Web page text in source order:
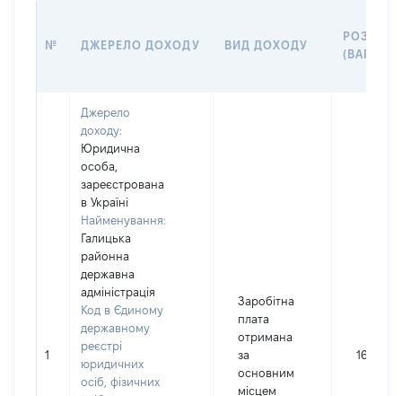
№ ДЖЕРЕЛО ДОХОДУ ВИД ДОХОДУ
РОЗМІР
1
Джерело
доходу:
Юридична
особа,
зареєстрована
в Україні
Найменування:
Галицька
районна
державна
адміністрація
Код в Єдиному
державному
реєстрі
юридичних
осіб, фізичних
Заробітна
плата
отримана
за
основним
місцем
16201